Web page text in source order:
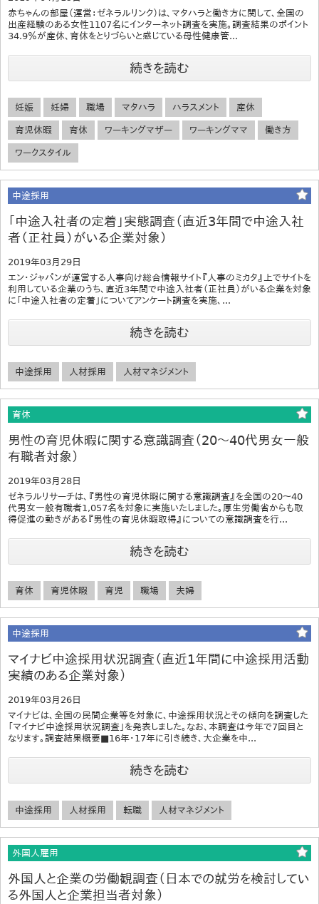
赤ちゃんの部屋（運営：ゼネラルリンク）は、マタハラと働き方に関して、全国の
出産経験のある女性1107名にインターネット調査を実施。調査結果のポイント
34.9％が産休、育休をとりづらいと感じている母性健康管...
続きを読む
妊娠 妊婦 職場 マタハラ ハラスメント 産休
育児休暇 育休 ワーキングマザー ワーキングママ 働き方
ワークスタイル
中途採用
「中途入社者の定着」実態調査（直近3年間で中途入社
者（正社員）がいる企業対象）
2019年03月29日
エン・ジャパンが運営する人事向け総合情報サイト『人事のミカタ』上でサイトを
利用している企業のうち、直近3年間で中途入社者（正社員）がいる企業を対象
に「中途入社者の定着」についてアンケート調査を実施、...
続きを読む
中途採用 人材採用 人材マネジメント
育休
男性の育児休暇に関する意識調査（20～40代男女一般
有職者対象）
2019年03月28日
ゼネラルリサーチは、『男性の育児休暇に関する意識調査』を全国の20～40
代男女一般有職者1,057名を対象に実施いたしました。厚生労働省からも取
得促進の動きがある『男性の育児休暇取得』についての意識調査を行...
続きを読む
育休 育児休暇 育児 職場 夫婦
中途採用
マイナビ中途採用状況調査（直近1年間に中途採用活動
実績のある企業対象）
2019年03月26日
マイナビは、全国の民間企業等を対象に、中途採用状況とその傾向を調査した
「マイナビ中途採用状況調査」を発表しました。なお、本調査は今年で7回目と
なります。調査結果概要■16年・17年に引き続き、大企業を中...
続きを読む
中途採用 人材採用 転職 人材マネジメント
外国人雇用
外国人と企業の労働観調査（日本での就労を検討してい
る外国人と企業担当者対象）